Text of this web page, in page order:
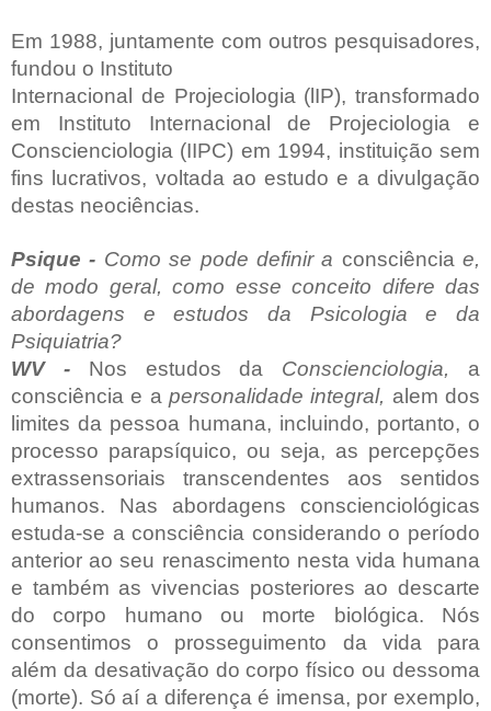
Em 1988, juntamente com outros pesquisadores,
fundou o Instituto
Internacional de Projeciologia (lIP), transformado
em Instituto Internacional de Projeciologia e
Conscienciologia (IIPC) em 1994, instituição sem
fins lucrativos, voltada ao estudo e a divulgação
destas neociências.
Psique - Como se pode definir a consciência e,
de modo geral, como esse conceito difere das
abordagens e estudos da Psicologia e da
Psiquiatria?
WV - Nos estudos da Conscienciologia, a
consciência e a personalidade integral, alem dos
limites da pessoa humana, incluindo, portanto, o
processo parapsíquico, ou seja, as percepções
extrassensoriais transcendentes aos sentidos
humanos. Nas abordagens conscienciológicas
estuda-se a consciência considerando o período
anterior ao seu renascimento nesta vida humana
e também as vivencias posteriores ao descarte
do corpo humano ou morte biológica. Nós
consentimos o prosseguimento da vida para
além da desativação do corpo físico ou dessoma
(morte). Só aí a diferença é imensa, por exemplo,